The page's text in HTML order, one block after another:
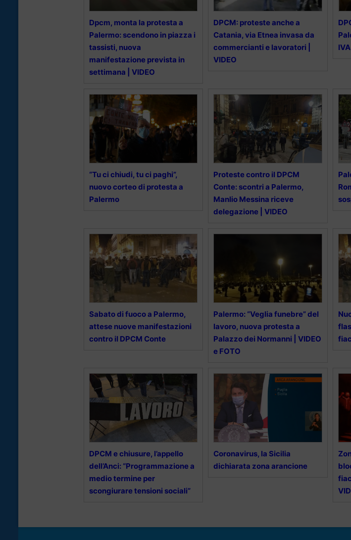
Dpcm, monta la protesta a
Palermo: scendono in piazza i
tassisti, nuova
manifestazione prevista in
settimana | VIDEO
DPCM: proteste anche a
Catania, via Etnea invasa da
commercianti e lavoratori |
VIDEO
“Tu ci chiudi, tu ci paghi”,
nuovo corteo di protesta a
Palermo
Proteste contro il DPCM
Conte: scontri a Palermo,
Manlio Messina riceve
delegazione | VIDEO
Sabato di fuoco a Palermo,
attese nuove manifestazioni
contro il DPCM Conte
Palermo: “Veglia funebre” del
lavoro, nuova protesta a
Palazzo dei Normanni | VIDEO
e FOTO
DPCM e chiusure, l’appello
dell’Anci: “Programmazione a
medio termine per
scongiurare tensioni sociali”
Coronavirus, la Sicilia
dichiarata zona arancione